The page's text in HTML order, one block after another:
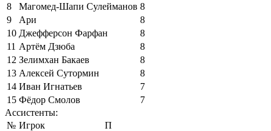
8
Магомед-Шапи Сулейманов 8
9
Ари
8
10 Джефферсон Фарфан
8
11 Артём Дзюба
8
12 Зелимхан Бакаев
8
13 Алексей Сутормин
8
14 Иван Игнатьев
7
15 Фёдор Смолов
7
Ассистенты:
№ Игрок
П